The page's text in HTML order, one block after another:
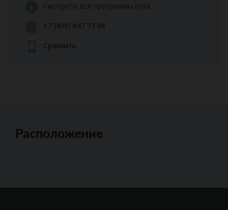
Смотреть все программы вуза
+7 (499) 647 73 66
Сравнить
Расположение